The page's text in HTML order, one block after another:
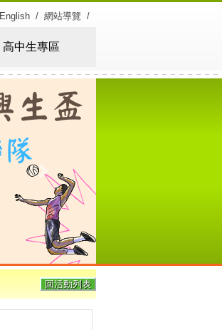
English / 網站導覽 /
高中生專區
Next
回活動列表